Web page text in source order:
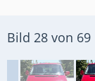
Bild 28 von 69